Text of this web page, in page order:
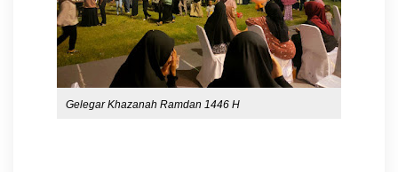
Gelegar Khazanah Ramdan 1446 H